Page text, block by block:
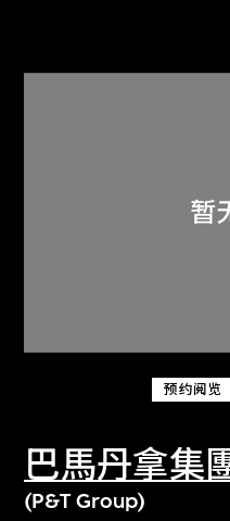
预约阅览
巴馬丹拿集
(P&T Group)
关于M+藏品
探索世界顶级的
文化藏品。